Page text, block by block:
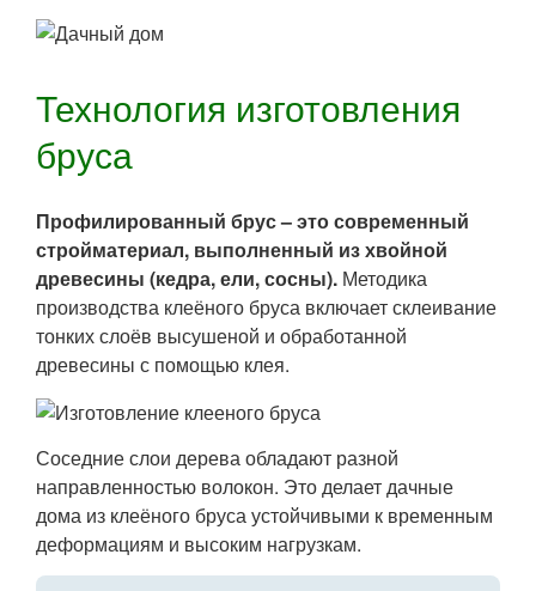
Технология изготовления
бруса
Профилированный брус – это современный
стройматериал, выполненный из хвойной
древесины (кедра, ели, сосны). Методика
производства клеёного бруса включает склеивание
тонких слоёв высушеной и обработанной
древесины с помощью клея.
Соседние слои дерева обладают разной
направленностью волокон. Это делает дачные
дома из клеёного бруса устойчивыми к временным
деформациям и высоким нагрузкам.